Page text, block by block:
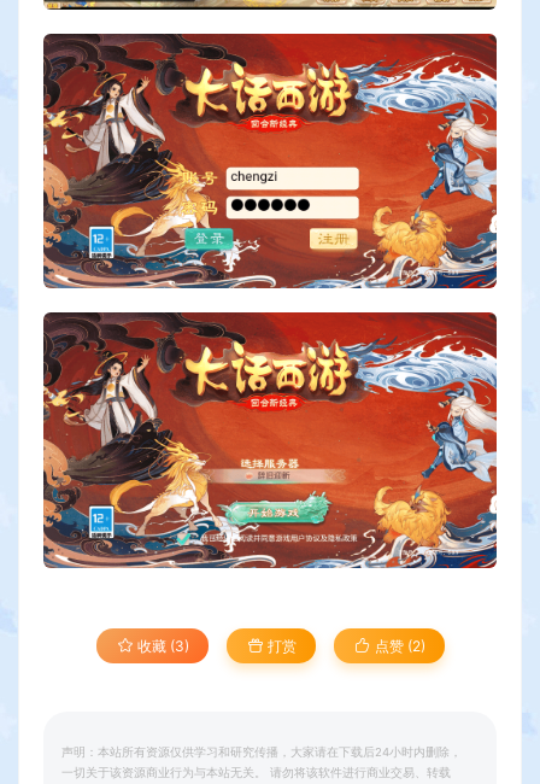
收藏 (3) 打赏 点赞 (2)
声明：本站所有资源仅供学习和研究传播，大家请在下载后24小时内删除，
一切关于该资源商业行为与本站无关。 请勿将该软件进行商业交易、转载